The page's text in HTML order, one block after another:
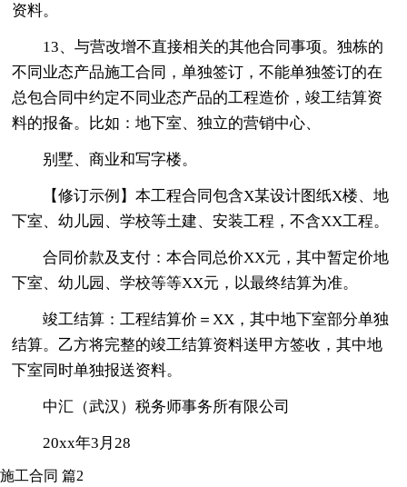
资料。
13、与营改增不直接相关的其他合同事项。独栋的
不同业态产品施工合同，单独签订，不能单独签订的在
总包合同中约定不同业态产品的工程造价，竣工结算资
料的报备。比如：地下室、独立的营销中心、
别墅、商业和写字楼。
【修订示例】本工程合同包含X某设计图纸X楼、地
下室、幼儿园、学校等土建、安装工程，不含XX工程。
合同价款及支付：本合同总价XX元，其中暂定价地
下室、幼儿园、学校等等XX元，以最终结算为准。
竣工结算：工程结算价＝XX，其中地下室部分单独
结算。乙方将完整的竣工结算资料送甲方签收，其中地
下室同时单独报送资料。
中汇（武汉）税务师事务所有限公司
20xx年3月28
施工合同 篇2